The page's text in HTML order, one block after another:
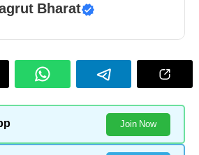
Bharat
Join Now